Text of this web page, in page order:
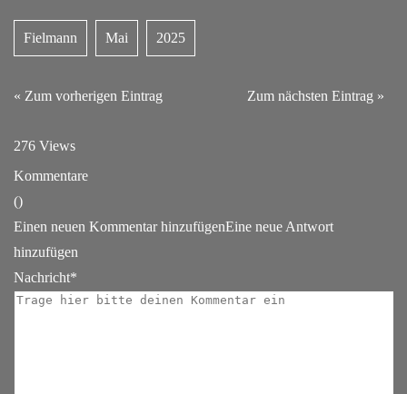
Fielmann Mai 2025
« Zum vorherigen Eintrag Zum nächsten Eintrag »
276 Views
Kommentare
()
Einen neuen Kommentar hinzufügenEine neue Antwort
hinzufügen
Nachricht*